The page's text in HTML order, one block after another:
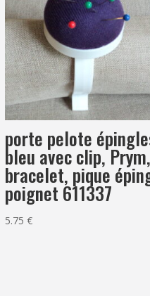
porte pelote
bleu avec clip, Prym,
bracelet, pique
poignet 611337
5.75€